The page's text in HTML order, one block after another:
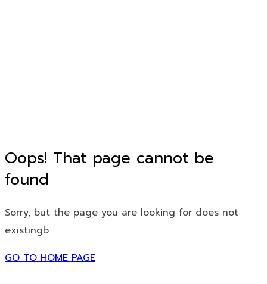
Oops! That page cannot be
found
Sorry, but the page you are looking for does not
existingb
GO TO HOME PAGE